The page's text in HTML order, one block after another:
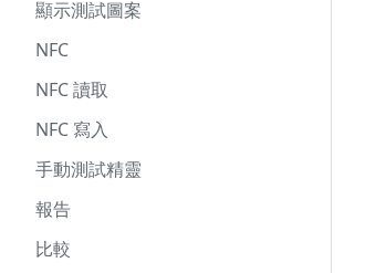
顯示測試圖案
NFC
NFC 讀取
NFC 寫入
手動測試精靈
報告
比較